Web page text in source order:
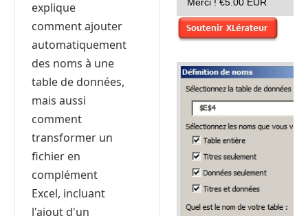
explique
comment ajouter
automatiquement
des noms à une
table de données,
mais aussi
comment
transformer un
fichier en
complément
Excel, incluant
l'ajout d'un